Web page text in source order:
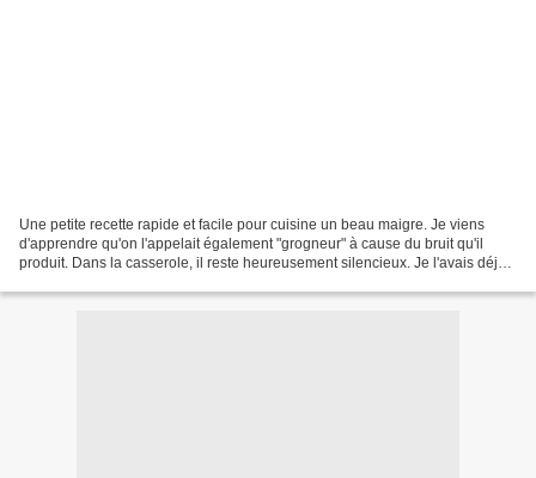
Une petite recette rapide et facile pour cuisine un beau maigre. Je viens
d'apprendre qu'on l'appelait également "grogneur" à cause du bruit qu'il
produit. Dans la casserole, il reste heureusement silencieux. Je l'avais déjà